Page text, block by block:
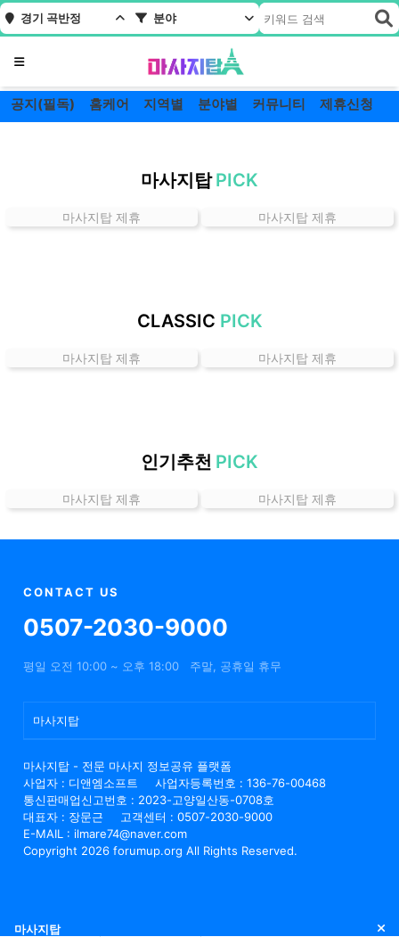
경기 곡반정 분야
메뉴
공지(필독) 홈케어 지역별 분야별 커뮤니티 제휴신청
정
위
샵
천
마사지탑 PICK
마사지탑 제휴 마사지탑 제휴
CLASSIC PICK
마사지탑 제휴 마사지탑 제휴
인기추천 PICK
마사지탑 제휴 마사지탑 제휴
CONTACT US
0507-2030-9000
평일 오전 10:00 ~ 오후 18:00 주말, 공휴일 휴무
마사지탑
마사지탑 - 전문 마사지 정보공유 플랫폼
사업자 : 디앤엠소프트
사업자등록번호 : 136-76-00468
통신판매업신고번호 : 2023-고양일산동-0708호
대표자 : 장문근
고객센터 : 0507-2030-9000
E-MAIL : ilmare74@naver.com
Copyright 2026 forumup.org All Rights Reserved.
마사지탑 닫